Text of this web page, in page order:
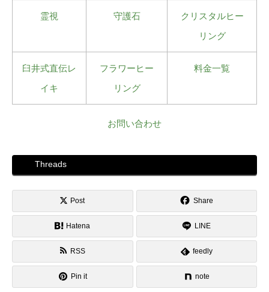
霊視 守護石
クリスタルヒー
リング
臼井式直伝レ
イキ
フラワーヒー
リング
料金一覧
お問い合わせ
Threads
Post Share
Hatena LINE
RSS feedly
Pin it note